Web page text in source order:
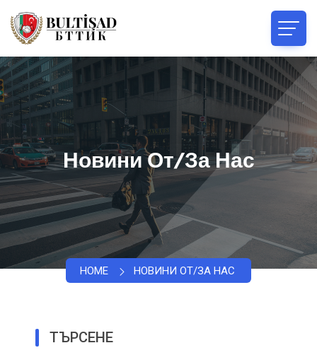
Новини От/за Нас
HOME НОВИНИ ОТ/ЗА НАС
ТЪРСЕНЕ